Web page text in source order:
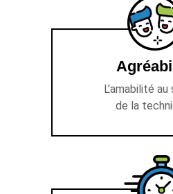
L’amabilité
de la